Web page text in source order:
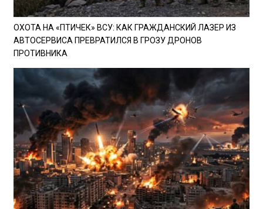
ОХОТА НА «ПТИЧЕК» ВСУ: КАК ГРАЖДАНСКИЙ ЛАЗЕР ИЗ
АВТОСЕРВИСА ПРЕВРАТИЛСЯ В ГРОЗУ ДРОНОВ
ПРОТИВНИКА